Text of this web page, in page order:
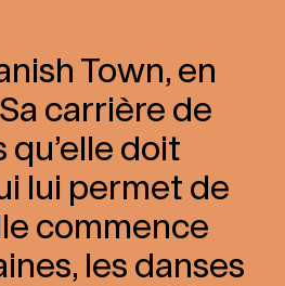
Town, en
carrière de
qu’elle doit
lui permet de
commence
les danses